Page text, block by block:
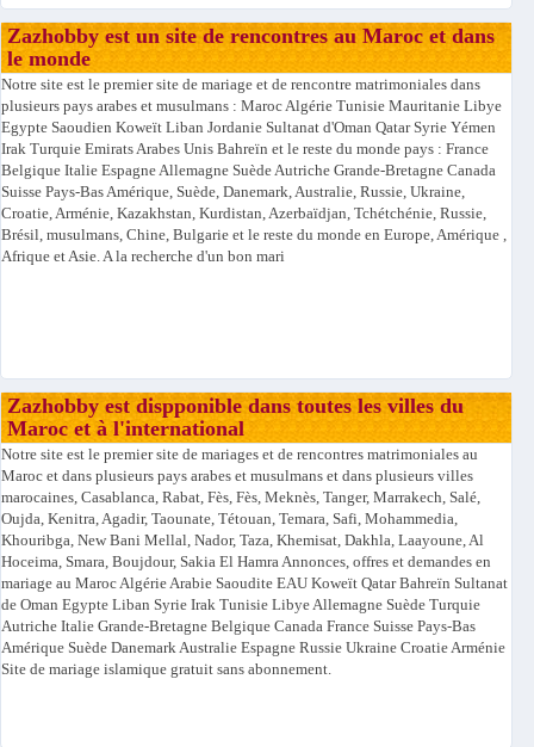
Zazhobby est un site de rencontres au Maroc et dans
le monde
Notre site est le premier site de mariage et de rencontre matrimoniales dans
plusieurs pays arabes et musulmans : Maroc Algérie Tunisie Mauritanie Libye
Egypte Saoudien Koweït Liban Jordanie Sultanat d'Oman Qatar Syrie Yémen
Irak Turquie Emirats Arabes Unis Bahreïn et le reste du monde pays : France
Belgique Italie Espagne Allemagne Suède Autriche Grande-Bretagne Canada
Suisse Pays-Bas Amérique, Suède, Danemark, Australie, Russie, Ukraine,
Croatie, Arménie, Kazakhstan, Kurdistan, Azerbaïdjan, Tchétchénie, Russie,
Brésil, musulmans, Chine, Bulgarie et le reste du monde en Europe, Amérique ,
Afrique et Asie. A la recherche d'un bon mari
Zazhobby est dispponible dans toutes les villes du
Maroc et à l'international
Notre site est le premier site de mariages et de rencontres matrimoniales au
Maroc et dans plusieurs pays arabes et musulmans et dans plusieurs villes
marocaines, Casablanca, Rabat, Fès, Fès, Meknès, Tanger, Marrakech, Salé,
Oujda, Kenitra, Agadir, Taounate, Tétouan, Temara, Safi, Mohammedia,
Khouribga, New Bani Mellal, Nador, Taza, Khemisat, Dakhla, Laayoune, Al
Hoceima, Smara, Boujdour, Sakia El Hamra Annonces, offres et demandes en
mariage au Maroc Algérie Arabie Saoudite EAU Koweït Qatar Bahreïn Sultanat
de Oman Egypte Liban Syrie Irak Tunisie Libye Allemagne Suède Turquie
Autriche Italie Grande-Bretagne Belgique Canada France Suisse Pays-Bas
Amérique Suède Danemark Australie Espagne Russie Ukraine Croatie Arménie
Site de mariage islamique gratuit sans abonnement.